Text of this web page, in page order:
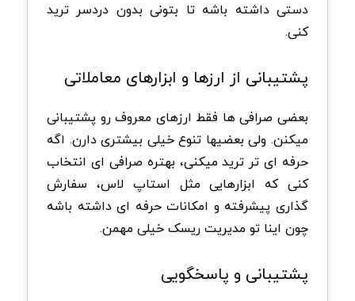
دستی داشته باشه تا بتونی بدون دردسر ترید
کنی.
پشتیبانی از ارزها و ابزارهای معاملاتی
بعضی صرافی ها فقط ارزهای معروف رو پشتیبانی
میکنن. ولی بعضیها تنوع خیلی بیشتری دارن. اگه
حرفه ای تر ترید میکنی، بهتره صرافی ای انتخاب
کنی که ابزارهایی مثل استاپ لاس، سفارش
گذاری پیشرفته و امکانات حرفه ای داشته باشه
چون اینا تو مدیریت ریسک خیلی مهمن.
پشتیبانی و پاسخگویی